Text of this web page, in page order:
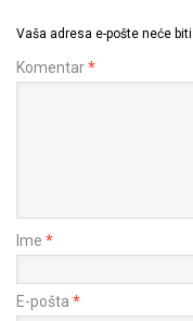
Vaša adresa e-pošte neće biti
Komentar*
Ime *
E-pošta *